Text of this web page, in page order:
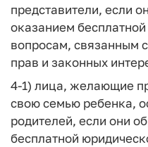
представители, если
оказанием
вопросам, связанным
прав и законных
4-1) лица, желающие
свою семью ребенка,
родителей, если они
бесплатной